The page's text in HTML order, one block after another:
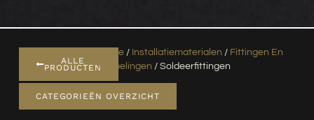
ALLE
PRODUCTEN
Home/ Installatiematerialen / Fittingen En
Koppelingen / Soldeerfittingen
CATEGORIEËN OVERZICHT